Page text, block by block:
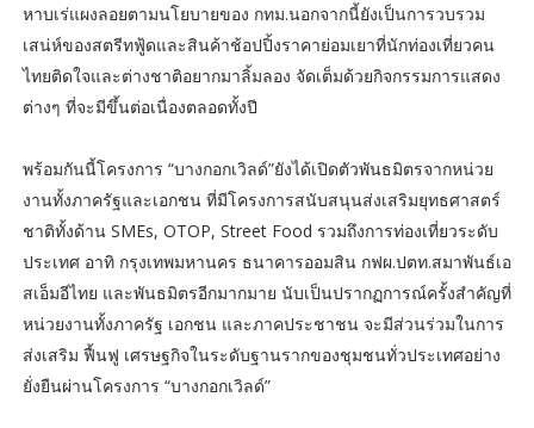
หาบเร่แผงลอยตามนโยบายของ กทม.นอกจากนี้ยังเป็นการวบรวม
เสน่ห์ของสตรีทฟู้ดและสินค้าช้อปปิ้งราคาย่อมเยาที่นักท่องเที่ยวคน
ไทยติดใจและต่างชาติอยากมาลิ้มลอง จัดเต็มด้วยกิจกรรมการแสดง
ต่างๆ ที่จะมีขึ้นต่อเนื่องตลอดทั้งปี
พร้อมกันนี้โครงการ “บางกอกเวิลด์”ยังได้เปิดตัวพันธมิตรจากหน่วย
งานทั้งภาครัฐและเอกชน ที่มีโครงการสนับสนุนส่งเสริมยุทธศาสตร์
ชาติทั้งด้าน SMEs, OTOP, Street Food รวมถึงการท่องเที่ยวระดับ
ประเทศ อาทิ กรุงเทพมหานคร ธนาคารออมสิน กฟผ.ปตท.สมาพันธ์เอ
สเอ็มอีไทย และพันธมิตรอีกมากมาย นับเป็นปรากฏการณ์ครั้งสำคัญที่
หน่วยงานทั้งภาครัฐ เอกชน และภาคประชาชน จะมีส่วนร่วมในการ
ส่งเสริม ฟื้นฟู เศรษฐกิจในระดับฐานรากของชุมชนทั่วประเทศอย่าง
ยั่งยืนผ่านโครงการ “บางกอกเวิลด์”